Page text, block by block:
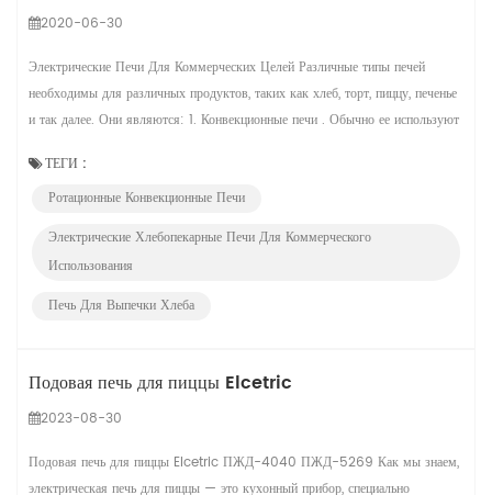
2020-06-30
Электрические Печи Для Коммерческих Целей Различные типы печей
необходимы для различных продуктов, таких как хлеб, торт, пиццу, печенье
и так далее. Они являются: 1. Конвекционные печи . Обычно ее используют
которые требуют равномерного цвета . Эти печи функция с фанатиками
внутри, которые плавают в тепло для равномерного выпек...
ТЕГИ :
Ротационные Конвекционные Печи
Электрические Хлебопекарные Печи Для Коммерческого
Использования
Печь Для Выпечки Хлеба
Подовая печь для пиццы Elcetric
2023-08-30
Подовая печь для пиццы Elcetric ПЖД-4040 ПЖД-5269 Как мы знаем,
электрическая печь для пиццы — это кухонный прибор, специально